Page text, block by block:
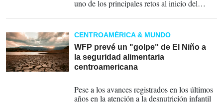
uno de los principales retos al inicio del
aproximadamente 4,000 millones de
lempiras, equivalentes a unos US150.3
millones.
CENTROAMÉRICA & MUNDO
WFP prevé un "golpe" de El Niño a
la seguridad alimentaria
centroamericana
Pese a los avances registrados en los últimos
años en la atención a la desnutrición infantil